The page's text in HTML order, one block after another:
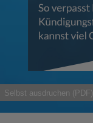
Selbst ausdruchen (PDF)